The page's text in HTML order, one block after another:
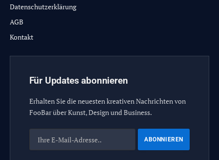
Datenschutzerklärung
AGB
Kontakt
Für Updates abonnieren
Erhalten Sie die neuesten kreativen Nachrichten von
FooBar über Kunst, Design und Business.